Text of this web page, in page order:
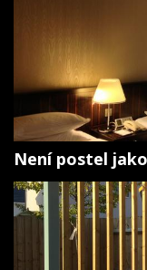
Není postel